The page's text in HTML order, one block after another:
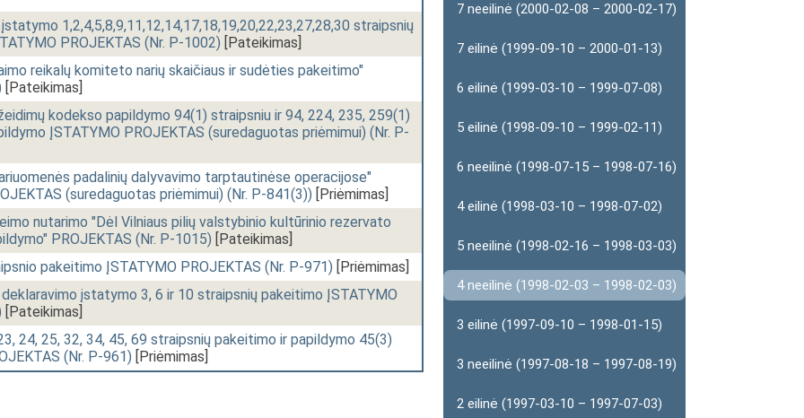
įstatymo 1,2,4,5,8,9,11,12,14,17,18,19,20,22,23,27,28,30 straipsnių
PROJEKTAS (Nr. P-1002) [Pateikimas]
reikalų komiteto narių skaičiaus ir sudėties pakeitimo"
[Pateikimas]
kodekso papildymo 94(1) straipsniu ir 94, 224, 235, 259(1)
ĮSTATYMO PROJEKTAS (suredaguotas priėmimui) (Nr. P-
padalinių dalyvavimo tarptautinėse operacijose"
(suredaguotas priėmimui) (Nr. P-841(3)) [Priėmimas]
nutarimo "Dėl Vilniaus pilių valstybinio kultūrinio rezervato
PROJEKTAS (Nr. P-1015) [Pateikimas]
pakeitimo ĮSTATYMO PROJEKTAS (Nr. P-971) [Priėmimas]
deklaravimo įstatymo 3, 6 ir 10 straipsnių pakeitimo ĮSTATYMO
[Pateikimas]
24, 25, 32, 34, 45, 69 straipsnių pakeitimo ir papildymo 45(3)
(Nr. P-961) [Priėmimas]
7 neeilinė (2000-02-08 – 2000-02-17)
7 eilinė (1999-09-10 – 2000-01-13)
6 eilinė (1999-03-10 – 1999-07-08)
5 eilinė (1998-09-10 – 1999-02-11)
6 neeilinė (1998-07-15 – 1998-07-16)
4 eilinė (1998-03-10 – 1998-07-02)
5 neeilinė (1998-02-16 – 1998-03-03)
4 neeilinė (1998-02-03 – 1998-02-03)
3 eilinė (1997-09-10 – 1998-01-15)
3 neeilinė (1997-08-18 – 1997-08-19)
2 eilinė (1997-03-10 – 1997-07-03)